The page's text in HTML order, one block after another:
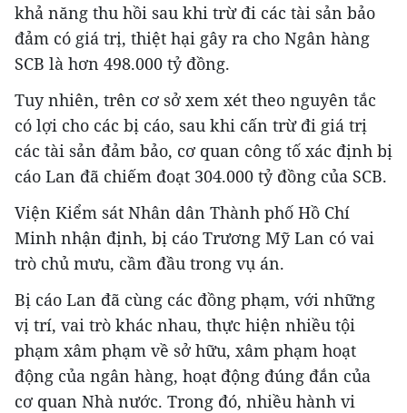
khả năng thu hồi sau khi trừ đi các tài sản bảo
đảm có giá trị, thiệt hại gây ra cho Ngân hàng
SCB là hơn 498.000 tỷ đồng.
Tuy nhiên, trên cơ sở xem xét theo nguyên tắc
có lợi cho các bị cáo, sau khi cấn trừ đi giá trị
các tài sản đảm bảo, cơ quan công tố xác định bị
cáo Lan đã chiếm đoạt 304.000 tỷ đồng của SCB.
Viện Kiểm sát Nhân dân Thành phố Hồ Chí
Minh nhận định, bị cáo Trương Mỹ Lan có vai
trò chủ mưu, cầm đầu trong vụ án.
Bị cáo Lan đã cùng các đồng phạm, với những
vị trí, vai trò khác nhau, thực hiện nhiều tội
phạm xâm phạm về sở hữu, xâm phạm hoạt
động của ngân hàng, hoạt động đúng đắn của
cơ quan Nhà nước. Trong đó, nhiều hành vi